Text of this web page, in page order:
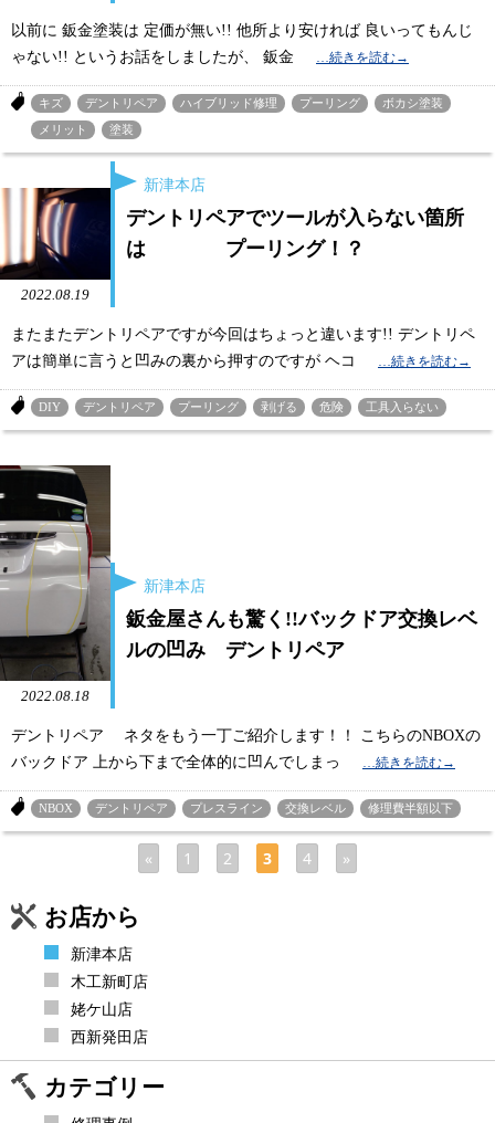
以前に 鈑金塗装は 定価が無い!! 他所より安ければ 良いってもんじ
ゃない!! というお話をしましたが、 鈑金
キズ デントリペア ハイブリッド修理 プーリング
ボカシ塗装
メリット
塗装
2022.08.19
新津本店
デントリペアでツールが入らない箇所
は プーリング！？
またまたデントリペアですが今回はちょっと違います!! デントリペ
アは簡単に言うと凹みの裏から押すのですが ヘコ
DIY デントリペア プーリング 剥げる 危険 工具入らない
2022.08.18
新津本店
鈑金屋さんも驚く!!バックドア交換レベ
ルの凹み デントリペア
デントリペア ネタをもう一丁ご紹介します！！ こちらのNBOXの
バックドア 上から下まで全体的に凹んでしまっ
NBOX デントリペア プレスライン 交換レベル 修理費半額以下
« 1 2 3 4 »
お店から
新津本店
木工新町店
姥ケ山店
西新発田店
カテゴリー